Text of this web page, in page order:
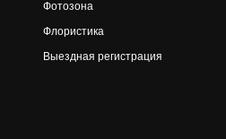
Фотозона
Флористика
Выездная регистрация